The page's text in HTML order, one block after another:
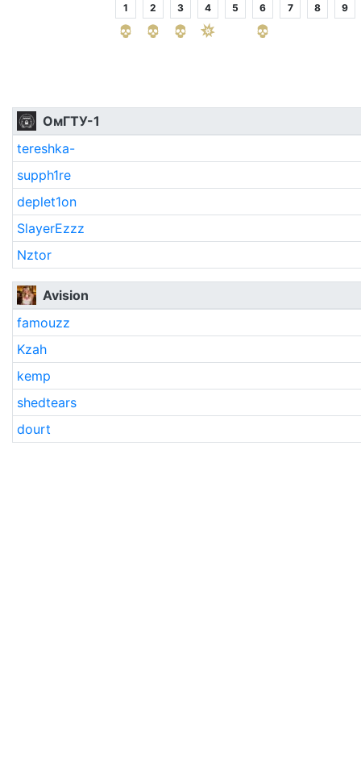
1 2 3 4 5 6 7 8 9
ОмГТУ-1
tereshka-
supph1re
deplet1on
SlayerEzzz
Nztor
Avision
famouzz
Kzah
kemp
shedtears
dourt